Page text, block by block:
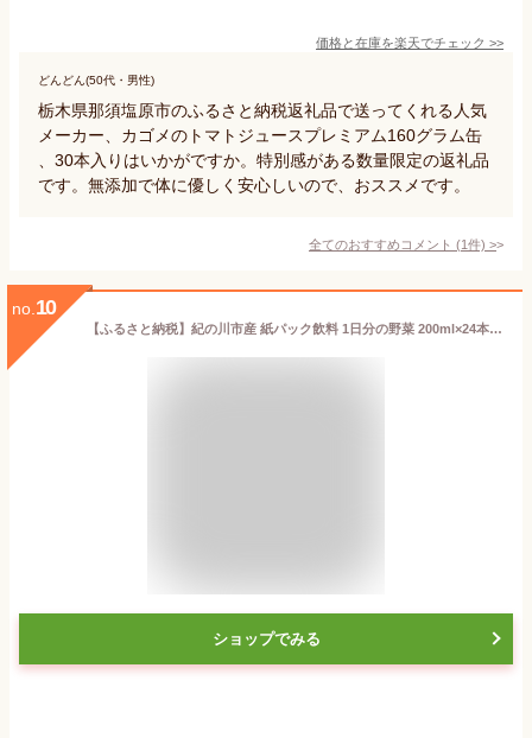
価格と在庫を楽天でチェック >>
どんどん(50代・男性)
栃木県那須塩原市のふるさと納税返礼品で送ってくれる人気
メーカー、カゴメのトマトジュースプレミアム160グラム缶
、30本入りはいかがですか。特別感がある数量限定の返礼品
です。無添加で体に優しく安心しいので、おススメです。
全てのおすすめコメント (1件) >
no. 10
【ふるさと納税】紀の川市産 紙パック飲料 1日分の野菜 200ml×24本 1ケース 株式会社伊藤園 《30日以内に順次出荷(土日祝除く)》 和歌山県 紀の川市 野菜 ジュース 野菜ジュース 送料無料 1日分の野菜
ショップでみる